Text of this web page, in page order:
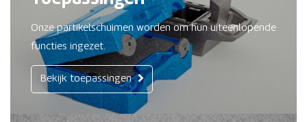
Onze partikelschuimen worden om hun uiteenlopende
functies ingezet.
Bekijk toepassingen